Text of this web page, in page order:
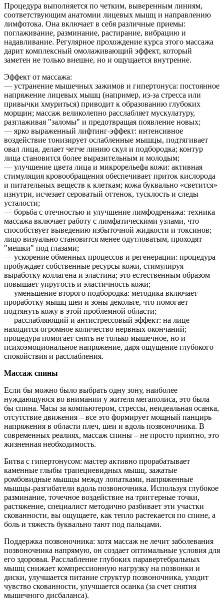
Процедура выполняется по четким, выверенным линиям,
соответствующим анатомии лицевых мышц и направлению
лимфотока. Она включает в себя различные приемы:
поглаживание, разминание, растирание, вибрацию и
надавливание. Регулярное прохождение курса этого массажа
дарит комплексный омолаживающий эффект, который
заметен не только внешне, но и ощущается внутренне.
Эффект от массажа:
— устранение мышечных зажимов и гипертонуса: постоянное
напряжение лицевых мышц (например, из-за стресса или
привычки хмуриться) приводит к образованию глубоких
морщин; массаж великолепно расслабляет мускулатуру,
разглаживая "заломы" и предотвращая появление новых;
— ярко выраженный лифтинг-эффект: интенсивное
воздействие тонизирует ослабленные мышцы, подтягивает
овал лица, делает четче линию скул и подбородка; контур
лица становится более выразительным и молодым;
— улучшение цвета лица и микрорельефа кожи: активная
стимуляция кровообращения обеспечивает приток кислорода
и питательных веществ к клеткам; кожа буквально «светится»
изнутри, исчезает сероватый оттенок, тусклость и следы
усталости;
— борьба с отечностью и улучшение лимфодренажа: техника
массажа включает работу с лимфатическими узлами, что
способствует выведению избыточной жидкости и токсинов;
лицо визуально становится менее одутловатым, проходят
"мешки" под глазами;
— ускорение обменных процессов и регенерации: процедура
пробуждает собственные ресурсы кожи, стимулируя
выработку коллагена и эластина; это естественным образом
повышает упругость и эластичность кожи;
— уменьшение второго подбородка: методика включает
проработку мышц шеи и зоны декольте, что помогает
подтянуть кожу в этой проблемной области;
— расслабляющий и антистрессовый эффект: на лице
находится огромное количество нервных окончаний;
процедура помогает снять не только мышечное, но и
психоэмоциональное напряжение, даря ощущение глубокого
спокойствия и расслабления.
Массаж спины
Если бы можно было выбрать одну зону, наиболее
нуждающуюся во внимании у жителя мегаполиса, это была
бы спина. Часы за компьютером, стрессы, неидеальная осанка,
отсутствие движения – все это формирует мощный панцирь
напряжения в области плеч, шеи и вдоль позвоночника. В
современных реалиях, массаж спины – не просто приятно, это
жизненная необходимость.
Битва с гипертонусом: мастер активно прорабатывает
каменные глыбы трапециевидных мышц, зажатые
ромбовидные мышцы между лопатками, напряженные
мышцы-разгибатели вдоль позвоночника. Используя глубокое
разминание, точечное воздействие на триггерные точки,
растяжение, специалист методично разбивает эти участки
скованности, вы ощущаете, как тепло растекается по спине, а
боль и тяжесть буквально тают под пальцами.
Поддержка позвоночника: хотя массаж не лечит заболевания
позвоночника напрямую, он создает оптимальные условия для
его здоровья. Расслабление глубоких паравертебральных
мышц снижает компрессионную нагрузку на позвонки и
диски, улучшается питание структур позвоночника, уходит
чувство скованности, улучшается осанка (за счет снятия
мышечного дисбаланса).